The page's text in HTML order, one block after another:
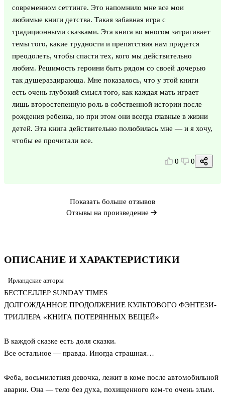
ОПИСАНИЕ И ХАРАКТЕРИСТИКИ
Ирландские авторы
БЕСТСЕЛЛЕР SUNDAY TIMES
ДОЛГОЖДАННОЕ ПРОДОЛЖЕНИЕ КУЛЬТОВОГО ФЭНТЕЗИ-
ТРИЛЛЕРА «КНИГА ПОТЕРЯННЫХ ВЕЩЕЙ»
В каждой сказке есть доля сказки.
Все остальное — правда. Иногда страшная…
Феба, восьмилетняя девочка, лежит в коме после автомобильной
аварии. Она — тело без духа, похищенного кем-то очень злым.
современном сеттинге. Это напомнило мне все мои
любимые книги детства. Такая забавная игра с
традиционными сказками. Эта книга во многом затрагивает
темы того, какие трудности и препятствия нам придется
преодолеть, чтобы спасти тех, кого мы действительно
любим. Решимость героини быть рядом со своей дочерью
так душераздирающа. Мне показалось, что у этой книги
есть очень глубокий смысл того, как каждая мать играет
лишь второстепенную роль в собственной истории после
рождения ребенка, но при этом они всегда главные в жизни
детей. Эта книга действительно полюбилась мне — и я хочу,
чтобы ее прочитали все.
0 0
Показать больше отзывов
Отзывы на произведение